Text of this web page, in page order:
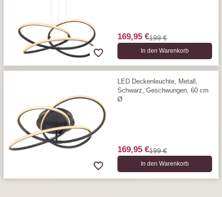
169,95 €199 €
In den Warenkorb
LED Deckenleuchte, Metall,
Schwarz, Geschwungen, 60 cm
Ø
169,95 €199 €
In den Warenkorb